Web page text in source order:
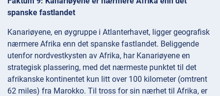
spanske fastlandet
Kanariøyene, en øygruppe i Atlanterhavet, ligger geografisk
nærmere Afrika enn det spanske fastlandet. Beliggende
utenfor nordvestkysten av Afrika, har Kanariøyene en
strategisk plassering, med det nærmeste punktet til det
afrikanske kontinentet kun litt over 100 kilometer (omtrent
62 miles) fra Marokko. Til tross for sin nærhet til Afrika, er